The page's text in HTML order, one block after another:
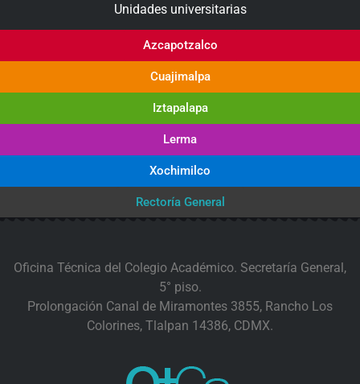
Unidades universitarias
Azcapotzalco
Cuajimalpa
Iztapalapa
Lerma
Xochimilco
Rectoría General
Oficina Técnica del Colegio Académico. Secretaría General,
5° piso.
Prolongación Canal de Miramontes 3855, Rancho Los
Colorines, Tlalpan 14386, CDMX.